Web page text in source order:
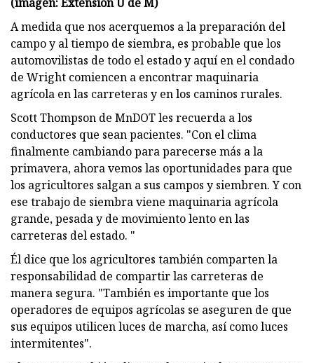
A medida que nos acerquemos a la preparación del
campo y al tiempo de siembra, es probable que los
automovilistas de todo el estado y aquí en el condado
de Wright comiencen a encontrar maquinaria
agrícola en las carreteras y en los caminos rurales.
Scott Thompson de MnDOT les recuerda a los
conductores que sean pacientes. "Con el clima
finalmente cambiando para parecerse más a la
primavera, ahora vemos las oportunidades para que
los agricultores salgan a sus campos y siembren. Y con
ese trabajo de siembra viene maquinaria agrícola
grande, pesada y de movimiento lento en las
carreteras del estado. "
Él dice que los agricultores también comparten la
responsabilidad de compartir las carreteras de
manera segura. "También es importante que los
operadores de equipos agrícolas se aseguren de que
sus equipos utilicen luces de marcha, así como luces
intermitentes".